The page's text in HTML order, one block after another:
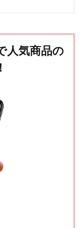
人気商品の